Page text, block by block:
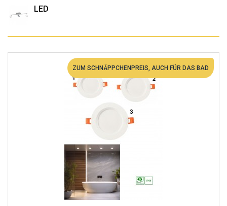
LED
ZUM SCHNÄPPCHENPREIS, AUCH FÜR DAS BAD